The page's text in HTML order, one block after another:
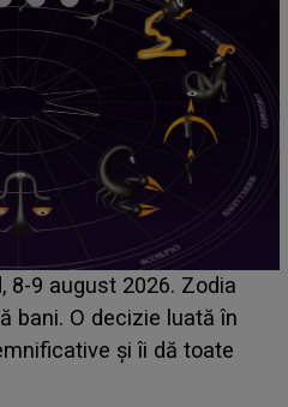
ASCUNS până
concurentul din Casa
despre
eu nu te iubesc pentru